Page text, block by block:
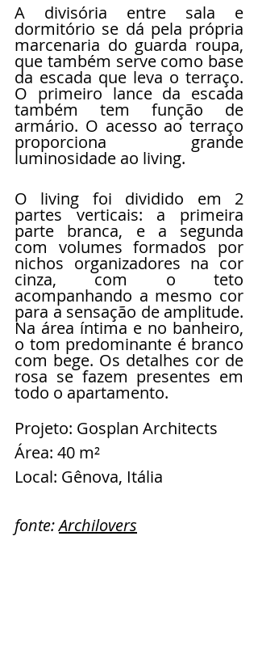
A divisória entre sala e
dormitório se dá pela própria
marcenaria do guarda roupa,
que também serve como base
da escada que leva o terraço.
O primeiro lance da escada
também tem função de
armário. O acesso ao terraço
proporciona grande
luminosidade ao living.
O living foi dividido em 2
partes verticais: a primeira
parte branca, e a segunda
com volumes formados por
nichos organizadores na cor
cinza, com o teto
acompanhando a mesmo cor
para a sensação de amplitude.
Na área íntima e no banheiro,
o tom predominante é branco
com bege. Os detalhes cor de
rosa se fazem presentes em
todo o apartamento.
Projeto: Gosplan Architects
Área: 40 m²
Local: Gênova, Itália
fonte: Archilovers